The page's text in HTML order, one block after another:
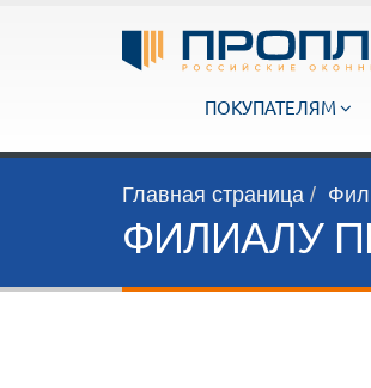
ПОКУПАТЕЛЯМ
Главная страница
ФИЛИАЛУ